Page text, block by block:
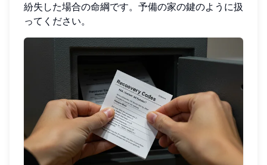
紛失した場合の命綱です。予備の家の鍵のように扱
ってください。